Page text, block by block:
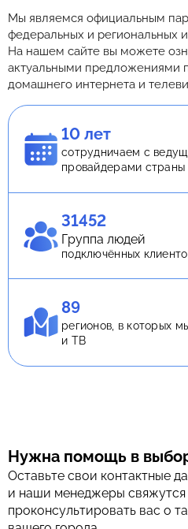
Мы являемся официальным
федеральных и региональных
На нашем сайте вы можете
актуальными предложениями
домашнего интернета и
10 лет
сотрудничаем с
провайдерами страны
31452
Группа людей
подключённых
89
регионов, в которых
и ТВ
Нужна помощь в
Оставьте свои контактные
и наши менеджеры
проконсультировать вас о